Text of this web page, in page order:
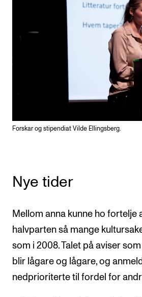
Forskar og stipendiat Vilde Ellingsberg.
Nye tider
Mellom anna kunne ho fortelje
halvparten så mange
som i 2008. Talet på aviser
blir lågare og lågare, og
nedprioriterte til fordel for